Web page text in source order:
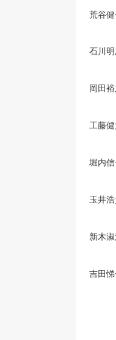
荒谷健
石川明
岡田裕
工藤健
堀内信
玉井浩
新木淑
吉田悌